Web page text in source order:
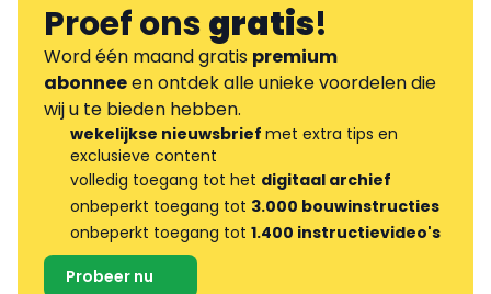
Proef onsgratis!
Word één maand gratis premium
abonneeen ontdek alle unieke voordelen die
wij u te bieden hebben.
wekelijkse nieuwsbrief met extra tips en
exclusieve content
volledig toegang tot het digitaal archief
onbeperkt toegang tot 3.000 bouwinstructies
onbeperkt toegang tot 1.400 instructievideo's
Probeer nu